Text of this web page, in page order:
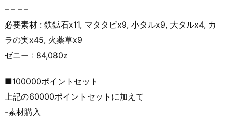
– – – –
必要素材 : 鉄鉱石x11, マタタビx9, 小タルx9, 大タルx4, カ
ラの実x45, 火薬草x9
ゼニー : 84,080z
■100000ポイントセット
上記の60000ポイントセットに加えて
-素材購入